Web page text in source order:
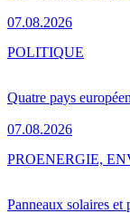
07.08.2026
Quatre pays
07.08.2026
POLITIQUE
Panneaux solaires
PROENERGIE,